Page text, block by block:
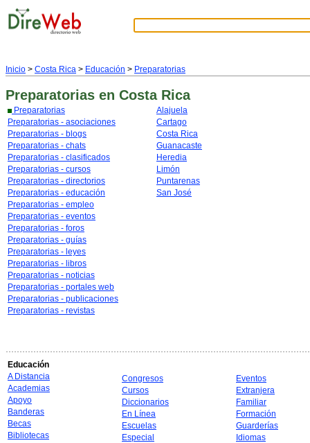
Inicio > Costa Rica > Educación > Preparatorias
Preparatorias en Costa Rica
Preparatorias
Preparatorias - asociaciones
Preparatorias - blogs
Preparatorias - chats
Preparatorias - clasificados
Preparatorias - cursos
Preparatorias - directorios
Preparatorias - educación
Preparatorias - empleo
Preparatorias - eventos
Preparatorias - foros
Preparatorias - guías
Preparatorias - leyes
Preparatorias - libros
Preparatorias - noticias
Preparatorias - portales web
Preparatorias - publicaciones
Preparatorias - revistas
Alajuela
Cartago
Costa Rica
Guanacaste
Heredia
Limón
Puntarenas
San José
Educación
A Distancia
Academias
Apoyo
Banderas
Becas
Bibliotecas
Congresos
Cursos
Diccionarios
En Línea
Escuelas
Especial
Eventos
Extranjera
Familiar
Formación
Guarderías
Idiomas